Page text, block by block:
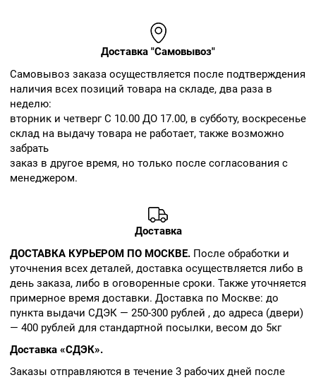
Доставка "Самовывоз"
Cамовывоз заказа осуществляется после подтверждения
наличия всех позиций товара на складе, два раза в
неделю:
вторник и четверг С 10.00 ДО 17.00, в субботу, воскресенье
склад на выдачу товара не работает, также возможно
забрать
заказ в другое время, но только после согласования с
менеджером.
Доставка
ДОСТАВКА КУРЬЕРОМ ПО МОСКВЕ. После обработки и
уточнения всех деталей, доставка осуществляется либо в
день заказа, либо в оговоренные сроки. Также уточняется
примерное время доставки. Доставка по Москве: до
пункта выдачи СДЭК — 250-300 рублей , до адреса (двери)
— 400 рублей для стандартной посылки, весом до 5кг
Доставка «СДЭК».
Заказы отправляются в течение 3 рабочих дней после